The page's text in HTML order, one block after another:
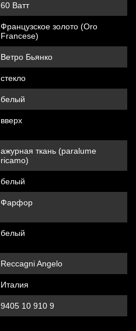
60 Ватт
Французское золото (Oro
Francese)
Ветро Бьянко
стекло
белый
вверх
ажурная ткань (paralume
ricamo)
белый
Фарфор
белый
Reccagni Angelo
Италия
9405 10 910 9